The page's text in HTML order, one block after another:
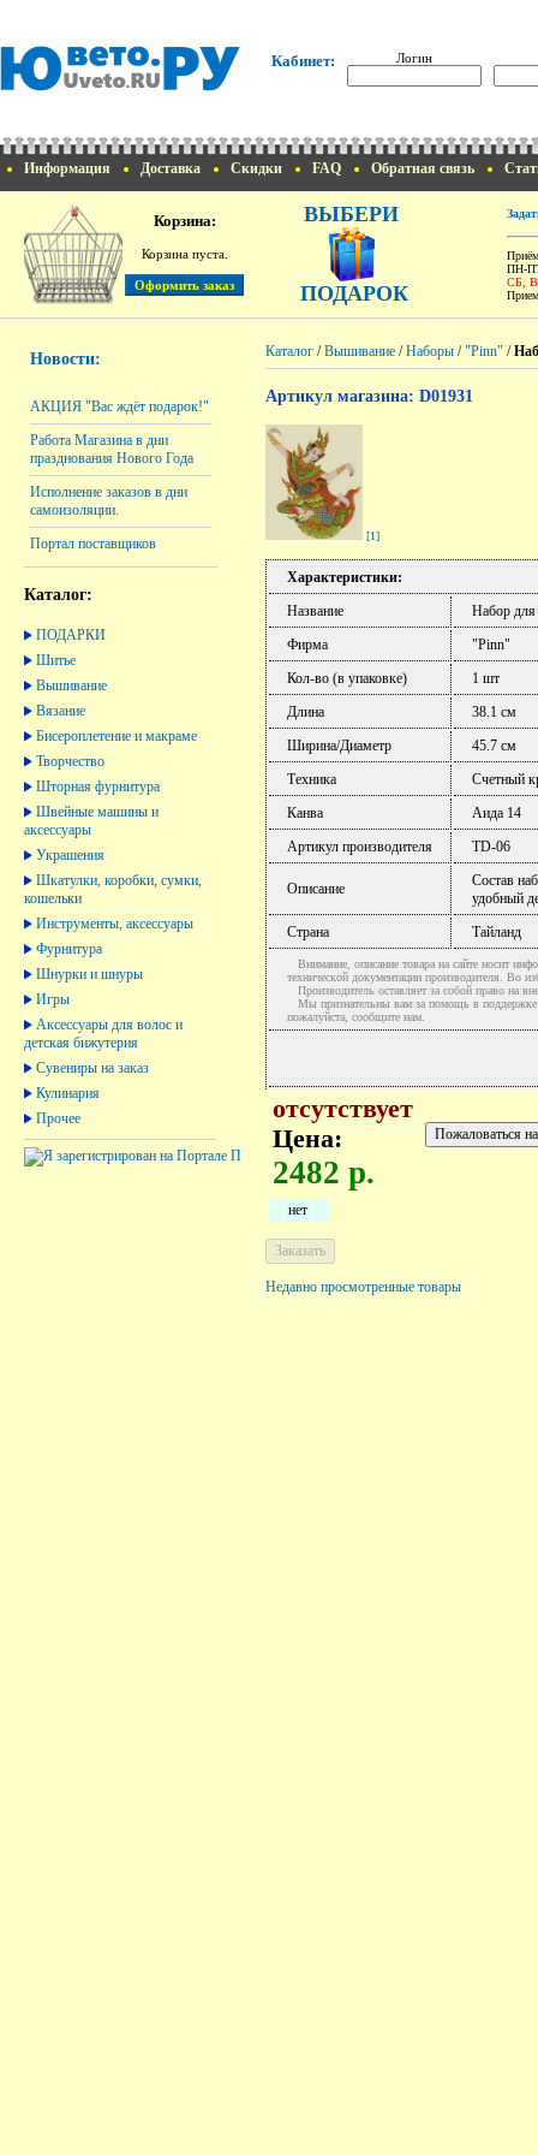
Кабинет: Логин
Информация Доставка Скидки FAQ Обратная связь
Корзина:
Корзина пуста.
ВЫБЕРИ
ПОДАРОК
ПН-
СБ,
Новости:
АКЦИЯ "Вас ждёт подарок!"
Работа Магазина в дни
празднования Нового Года
Исполнение заказов в дни
самоизоляции.
Портал поставщиков
Каталог:
ПОДАРКИ
Шитье
Вышивание
Вязание
Бисероплетение и макраме
Творчество
Шторная фурнитура
Швейные машины и
аксессуары
Украшения
Шкатулки, коробки, сумки,
кошельки
Инструменты, аксессуары
Фурнитура
Шнурки и шнуры
Игры
Аксессуары для волос и
детская бижутерия
Сувениры на заказ
Кулинария
Прочее
Каталог /Вышивание /Наборы /"Pinn" /
Артикул магазина: D01931
[1]
Характеристики:
Название
Набор
Фирма
"Pinn"
Кол-во (в упаковке)
1 шт
Длина
38.1 см
Ширина/Диаметр
45.7 см
Техника
Счетный
Канва
Аида 14
Артикул производителя
TD-06
Описание
Состав
удобный
Страна
Тайланд
Внимание, описание товара на сайте носит
технической документации производителя. Во
Производитель оставляет за собой право на
Мы признательны вам за помощь в поддержке
пожалуйста, сообщите нам.
отсутствует
Цена:
2482 р.
нет
Недавно просмотренные товары